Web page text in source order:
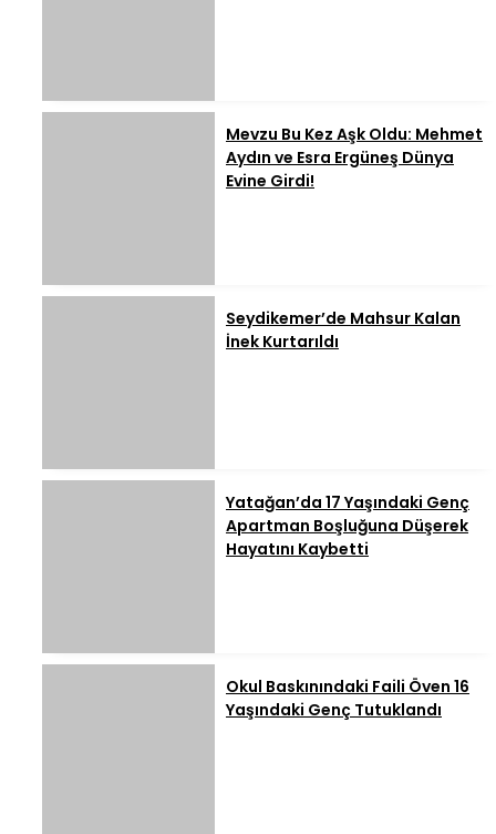
Mevzu Bu Kez Aşk Oldu: Mehmet
Aydın ve Esra Ergüneş Dünya
Evine Girdi!
Seydikemer’de Mahsur Kalan
İnek Kurtarıldı
Yatağan’da 17 Yaşındaki Genç
Apartman Boşluğuna Düşerek
Hayatını Kaybetti
Okul Baskınındaki Faili Öven 16
Yaşındaki Genç Tutuklandı